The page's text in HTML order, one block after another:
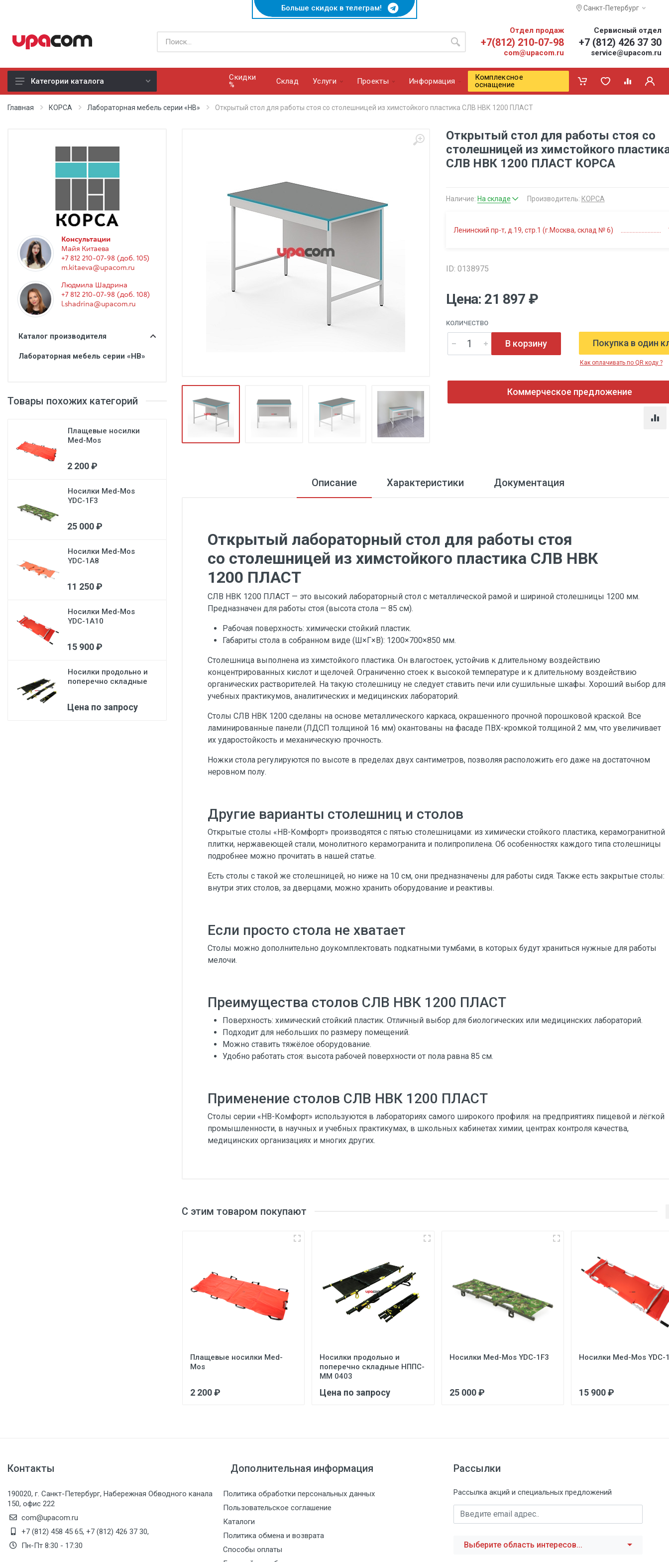
Больше скидок в телеграм! Санкт-Петербург
Отдел продаж
+7(812) 210-07-98
com@upacom.ru
Сервисный отдел
+7 (812) 426 37 30
service@upacom.ru
Б/У оборудование
Эндоскопия
Функциональная диагностика
Урология
Дезинфекция и стерилизация
Вспомогательное оборудование
Стоматологическое оборудование
Медицинская мебель
Оборудование для скорой помощи
Прачечное оборудование
Медицинские мониторы
Косметология
Категории каталога
Скидки
%
Cклад Услуги Проекты Информация
Комплексное
оснащение
Главная КОРСА Лабораторная мебель серии «НВ» Открытый стол для работы стоя со столешницей из химстойкого пластика СЛВ НВК 1200 ПЛАСТ
Консультации
Майя Китаева
+7 812 210-07-98 (доб. 105)
m.kitaeva@upacom.ru
Людмила Шадрина
+7 812 210-07-98 (доб. 108)
l.shadrina@upacom.ru
Каталог производителя
Лабораторная мебель серии «НВ»
Товары похожих категорий
Плащевые носилки
Med-Mos
2 200 ₽
Носилки Med-Mos
YDC-1F3
25 000 ₽
Носилки Med-Mos
YDC-1A8
11 250 ₽
Носилки Med-Mos
YDC-1A10
15 900 ₽
Носилки продольно и
поперечно складные
Цена по запросу
Открытый стол для работы стоя со
столешницей из химстойкого
СЛВ НВК 1200 ПЛАСТ КОРСА
Наличие: На складе Производитель: КОРСА
Ленинский пр-т, д.19, стр.1 (г.Москва, склад № 6)
ID: 0138975
Цена: 21 897 ₽
КОЛИЧЕСТВО
В корзину Покупка в один
Как оплачивать по QR коду ?
Коммерческое предложение
Описание Характеристики Документация
Открытый лабораторный стол для работы стоя
со столешницей из химстойкого пластика СЛВ НВК
1200 ПЛАСТ
СЛВ НВК 1200 ПЛАСТ — это высокий лабораторный стол с металлической рамой и шириной столешницы 1200 мм.
Предназначен для работы стоя (высота стола — 85 см).
Рабочая поверхность: химически стойкий пластик.
Габариты стола в собранном виде (Ш×Г×В): 1200×700×850 мм.
Столешница выполнена из химстойкого пластика. Он влагостоек, устойчив к длительному воздействию
концентрированных кислот и щелочей. Ограниченно стоек к высокой температуре и к длительному воздействию
органических растворителей. На такую столешницу не следует ставить печи или сушильные шкафы. Хороший выбор для
учебных практикумов, аналитических и медицинских лабораторий.
Столы СЛВ НВК 1200 сделаны на основе металлического каркаса, окрашенного прочной порошковой краской. Все
ламинированные панели (ЛДСП толщиной 16 мм) окантованы на фасаде ПВХ-кромкой толщиной 2 мм, что увеличивает
их ударостойкость и механическую прочность.
Ножки стола регулируются по высоте в пределах двух сантиметров, позволяя расположить его даже на достаточном
неровном полу.
Другие варианты столешниц и столов
Открытые столы «НВ-Комфорт» производятся с пятью столешницами: из химически стойкого пластика, керамогранитной
плитки, нержавеющей стали, монолитного керамогранита и полипропилена. Об особенностях каждого типа столешницы
подробнее можно прочитать в нашей статье.
Есть столы с такой же столешницей, но ниже на 10 см, они предназначены для работы сидя. Также есть закрытые столы:
внутри этих столов, за дверцами, можно хранить оборудование и реактивы.
Если просто стола не хватает
Столы можно дополнительно доукомплектовать подкатными тумбами, в которых будут храниться нужные для работы
мелочи.
Преимущества столов СЛВ НВК 1200 ПЛАСТ
Поверхность: химический стойкий пластик. Отличный выбор для биологических или медицинских лабораторий.
Подходит для небольших по размеру помещений.
Можно ставить тяжёлое оборудование.
Удобно работать стоя: высота рабочей поверхности от пола равна 85 см.
Применение столов СЛВ НВК 1200 ПЛАСТ
Столы серии «НВ-Комфорт» используются в лабораториях самого широкого профиля: на предприятиях пищевой и лёгкой
промышленности, в научных и учебных практикумах, в школьных кабинетах химии, центрах контроля качества,
медицинских организациях и многих других.
С этим товаром покупают
Плащевые носилки Med-
Mos
2 200 ₽
Носилки продольно и
поперечно складные НППС-
ММ 0403
Цена по запросу
Носилки Med-Mos YDC-1F3
25 000 ₽
Носилки Med-Mos YDC-
15 900 ₽
Контакты
190020, г. Санкт-Петербург, Набережная Обводного канала
150, офис 222
com@upacom.ru
+7 (812) 458 45 65, +7 (812) 426 37 30,
Пн-Пт 8:30 - 17:30
Дополнительная информация
Политика обработки персональных данных
Пользовательское соглашение
Каталоги
Политика обмена и возврата
Способы оплаты
Рассылки
Рассылка акций и специальных предложений
Выберите область интересов...